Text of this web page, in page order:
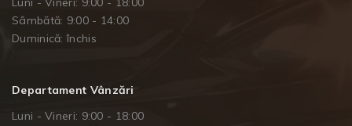
Sâmbătă: 9:00 - 14:00
Duminică: închis
Departament Vânzări
Luni - Vineri: 9:00 - 18:00